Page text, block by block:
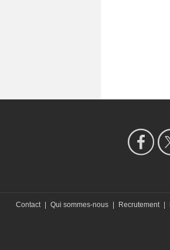
Contact Qui sommes-nous Recrutement